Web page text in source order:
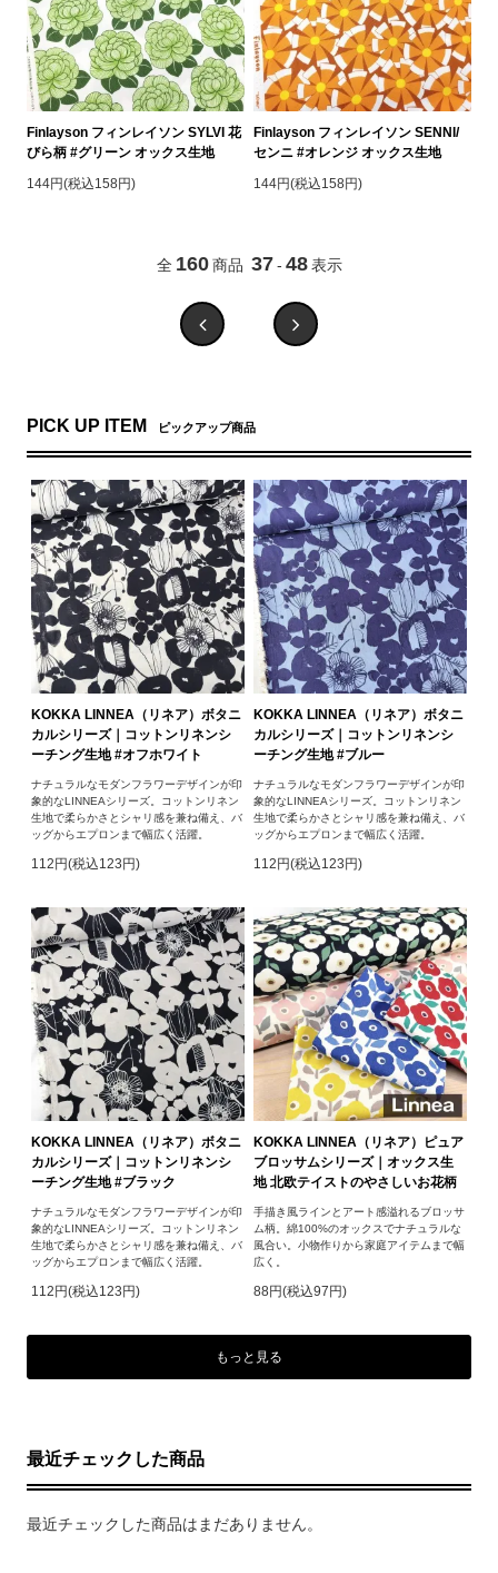
Finlayson フィンレイソン SYLVI 花
びら柄 #グリーン オックス生地
144円(税込158円)
Finlayson フィンレイソン SENNI/
センニ #オレンジ オックス生地
144円(税込158円)
全 160 商品 37 - 48 表示
PICK UP ITEM ピックアップ商品
KOKKA LINNEA（リネア）ボタニ
カルシリーズ｜コットンリネンシ
ーチング生地 #オフホワイト
ナチュラルなモダンフラワーデザインが印
象的なLINNEAシリーズ。コットンリネン
生地で柔らかさとシャリ感を兼ね備え、バ
ッグからエプロンまで幅広く活躍。
112円(税込123円)
KOKKA LINNEA（リネア）ボタニ
カルシリーズ｜コットンリネンシ
ーチング生地 #ブルー
ナチュラルなモダンフラワーデザインが印
象的なLINNEAシリーズ。コットンリネン
生地で柔らかさとシャリ感を兼ね備え、バ
ッグからエプロンまで幅広く活躍。
112円(税込123円)
KOKKA LINNEA（リネア）ボタニ
カルシリーズ｜コットンリネンシ
ーチング生地 #ブラック
ナチュラルなモダンフラワーデザインが印
象的なLINNEAシリーズ。コットンリネン
生地で柔らかさとシャリ感を兼ね備え、バ
ッグからエプロンまで幅広く活躍。
112円(税込123円)
KOKKA LINNEA（リネア）ピュア
ブロッサムシリーズ｜オックス生
地 北欧テイストのやさしいお花柄
手描き風ラインとアート感溢れるブロッサ
ム柄。綿100%のオックスでナチュラルな
風合い。小物作りから家庭アイテムまで幅
広く。
88円(税込97円)
もっと見る
最近チェックした商品
最近チェックした商品はまだありません。